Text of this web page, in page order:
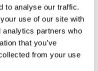
to analyse our traffic.
use of our site with
analytics partners who
that you’ve
from your use